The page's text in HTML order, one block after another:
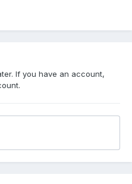
If you have an account,